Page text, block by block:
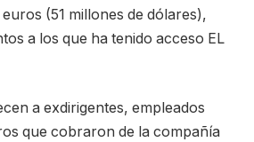
(51 millones de dólares),
a los que ha tenido acceso EL
a exdirigentes, empleados
que cobraron de la compañía